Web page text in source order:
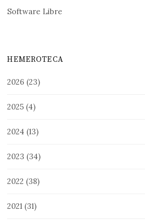
Software Libre
HEMEROTECA
2026 (23)
2025 (4)
2024 (13)
2023 (34)
2022 (38)
2021 (31)